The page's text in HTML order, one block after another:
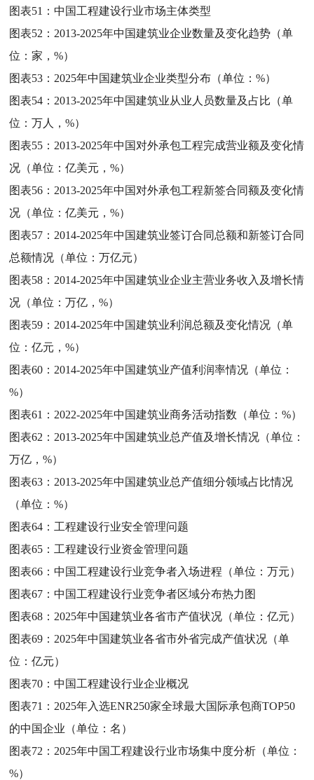
图表51：中国工程建设行业市场主体类型
图表52： 2013-2025年中国建筑业企业数量及变化趋势（单
位：家，%）
图表53： 2025年中国建筑业企业类型分布（单位：%）
图表54： 2013-2025年中国建筑业从业人员数量及占比（单
位：万人，%）
图表55： 2013-2025年中国对外承包工程完成营业额及变化情
况（单位：亿美元，%）
图表56： 2013-2025年中国对外承包工程新签合同额及变化情
况（单位：亿美元，%）
图表57： 2014-2025年中国建筑业签订合同总额和新签订合同
总额情况（单位：万亿元）
图表58： 2014-2025年中国建筑业企业主营业务收入及增长情
况（单位：万亿，%）
图表59： 2014-2025年中国建筑业利润总额及变化情况（单
位：亿元，%）
图表60： 2014-2025年中国建筑业产值利润率情况（单位：
%）
图表61： 2022-2025年中国建筑业商务活动指数（单位：%）
图表62： 2013-2025年中国建筑业总产值及增长情况（单位：
万亿，%）
图表63： 2013-2025年中国建筑业总产值细分领域占比情况
（单位：%）
图表64： 工程建设行业安全管理问题
图表65： 工程建设行业资金管理问题
图表66：中国工程建设行业竞争者入场进程（单位：万元）
图表67：中国工程建设行业竞争者区域分布热力图
图表68： 2025年中国建筑业各省市产值状况（单位：亿元）
图表69： 2025年中国建筑业各省市外省完成产值状况（单
位：亿元）
图表70：中国工程建设行业企业概况
图表71： 2025年入选ENR250家全球最大国际承包商TOP50
的中国企业（单位：名）
图表72： 2025年中国工程建设行业市场集中度分析（单位：
%）